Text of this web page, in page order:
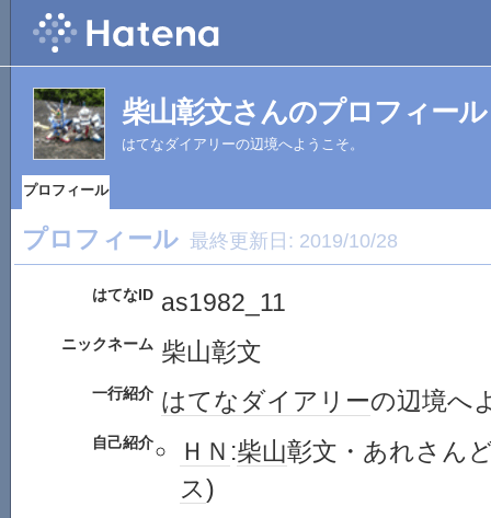
柴山彰文さんのプロフィール
はてなダイアリーの辺境へようこそ。
プロフィール
プロフィール 最終更新日: 2019/10/28
はてなID as1982_11
ニックネーム 柴山彰文
一行紹介 はてなダイアリーの辺境へ
自己紹介 ＨＮ :柴山彰文・あれさん
ス)